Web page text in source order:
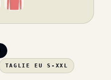
TAGLIE EU S-XXL